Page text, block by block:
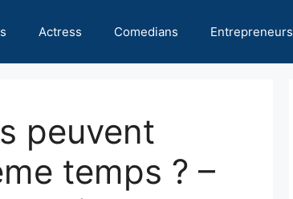
Actress Comedians Entrepreneurs
peuvent
temps ? –